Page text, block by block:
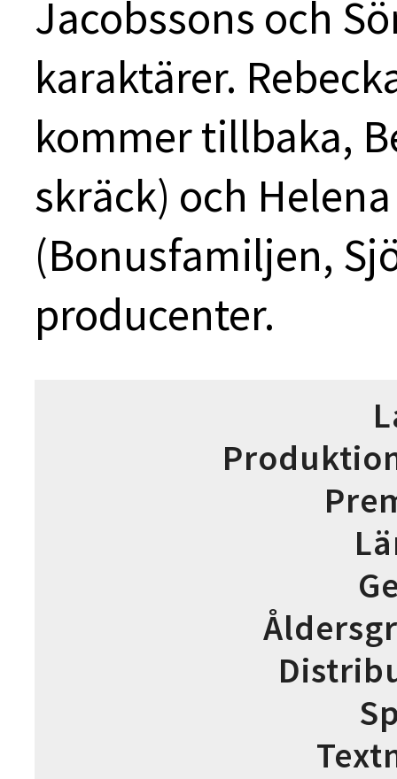
Jacobssons och
karaktärer.
kommer tillbaka,
skräck) och
(Bonusfamiljen,
producenter.